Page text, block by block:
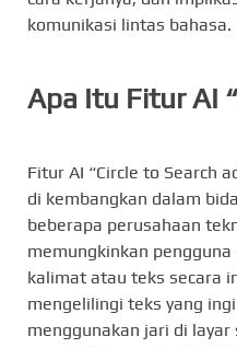
komunikasi lintas bahasa.
Apa Itu Fitur AI
Fitur AI “Circle to Search
di kembangkan dalam
beberapa perusahaan
memungkinkan
kalimat atau teks secara
mengelilingi teks yang
menggunakan jari di